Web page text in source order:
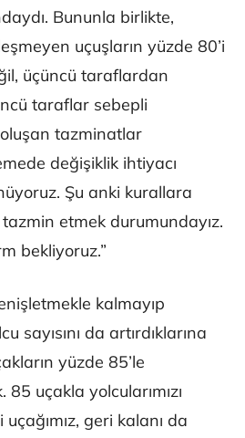
Bununla birlikte,
uçuşların yüzde 80’i
üçüncü taraflardan
taraflar sebepli
tazminatlar
değişiklik ihtiyacı
Şu anki kurallara
etmek durumundayız.
bekliyoruz.”
kalmayıp
sayısını da artırdıklarına
yüzde 85’le
uçakla yolcularımızı
geri kalanı da